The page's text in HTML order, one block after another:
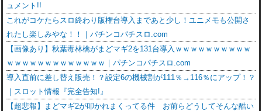
ュメント!!
これがコケたらスロ終わり版権台導入まであと少し！ユニメモも公開さ
れたし楽しみやな！！｜パチンコパチスロ.com
【画像あり】秋葉毒林檎がまどマギ2を131台導入ｗｗｗｗｗｗｗｗｗｗ
ｗｗｗｗｗｗｗｗｗｗｗｗｗ｜パチンコパチスロ.com
導入直前に差し替え販売！？設定6の機械割が111％→116％にアップ！？
｜スロット情報『完全告知!』
【超悲報】まどマギ2が叩かれまくってる件 お前らどうしてそんな酷い